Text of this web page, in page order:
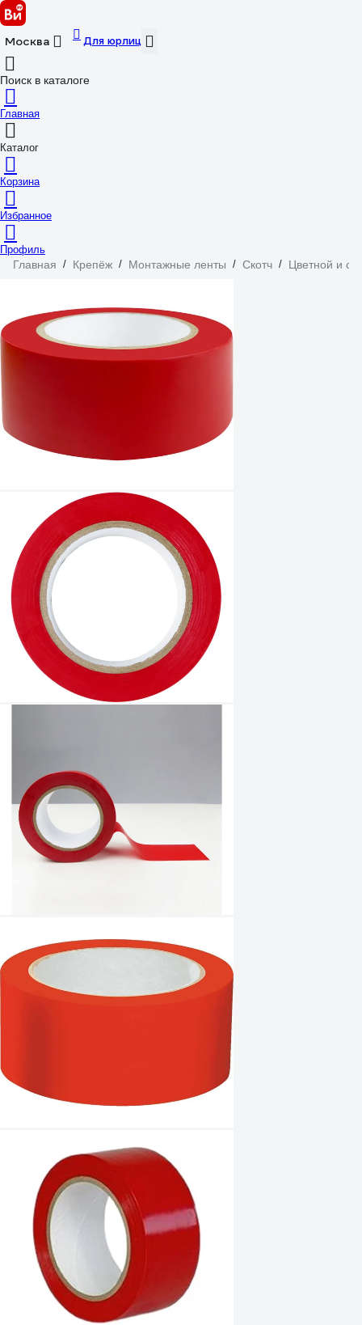
Москва Для юрлиц
Поиск в каталоге
Главная
Каталог
Корзина
Избранное
Профиль
Главная / Крепёж / Монтажные ленты / Скотч / Цветной и